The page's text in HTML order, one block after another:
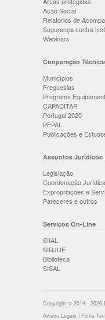
Ação Social
Relatorios de
Segurança contra
Webinars
Cooperação
Municípios
Freguesias
Programa
CAPACITAR
Portugal 2020
PEPAL
Publicações e
Assuntos Jurídicos
Legislação
Coordenação Jurídica
Expropriações e
Pareceres e outros
Serviços On-Line
SIIAL
SIRJUE
Biblioteca
SISAL
Copyright © 2014 - 2026
Avisos Legais | Ficha